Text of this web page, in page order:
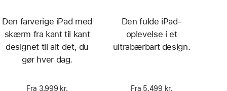
Den farverige iPad med
skærm fra kant til kant
designet til alt det, du
gør hver dag.
Fra 3.999 kr.
Den fulde iPad-
oplevelse i et
ultrabærbart design.
Fra 5.499 kr.